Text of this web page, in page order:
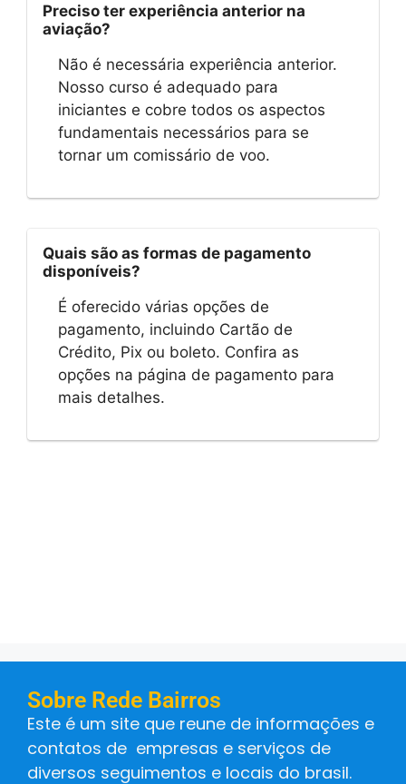
Preciso ter experiência anterior na
aviação?
Não é necessária experiência anterior.
Nosso curso é adequado para
iniciantes e cobre todos os aspectos
fundamentais necessários para se
tornar um comissário de voo.
Quais são as formas de pagamento
disponíveis?
É oferecido várias opções de
pagamento, incluindo Cartão de
Crédito, Pix ou boleto. Confira as
opções na página de pagamento para
mais detalhes.
Sobre Rede Bairros
Este é um site que reune de informações e
contatos de empresas e serviços de
diversos seguimentos e locais do brasil.